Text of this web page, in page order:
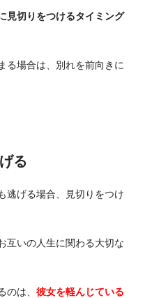
見切りをつけるタイミング
る場合は、別れを前向きに
る
逃げる場合、見切りをつけ
互いの人生に関わる大切な
のは、 彼女を軽んじている